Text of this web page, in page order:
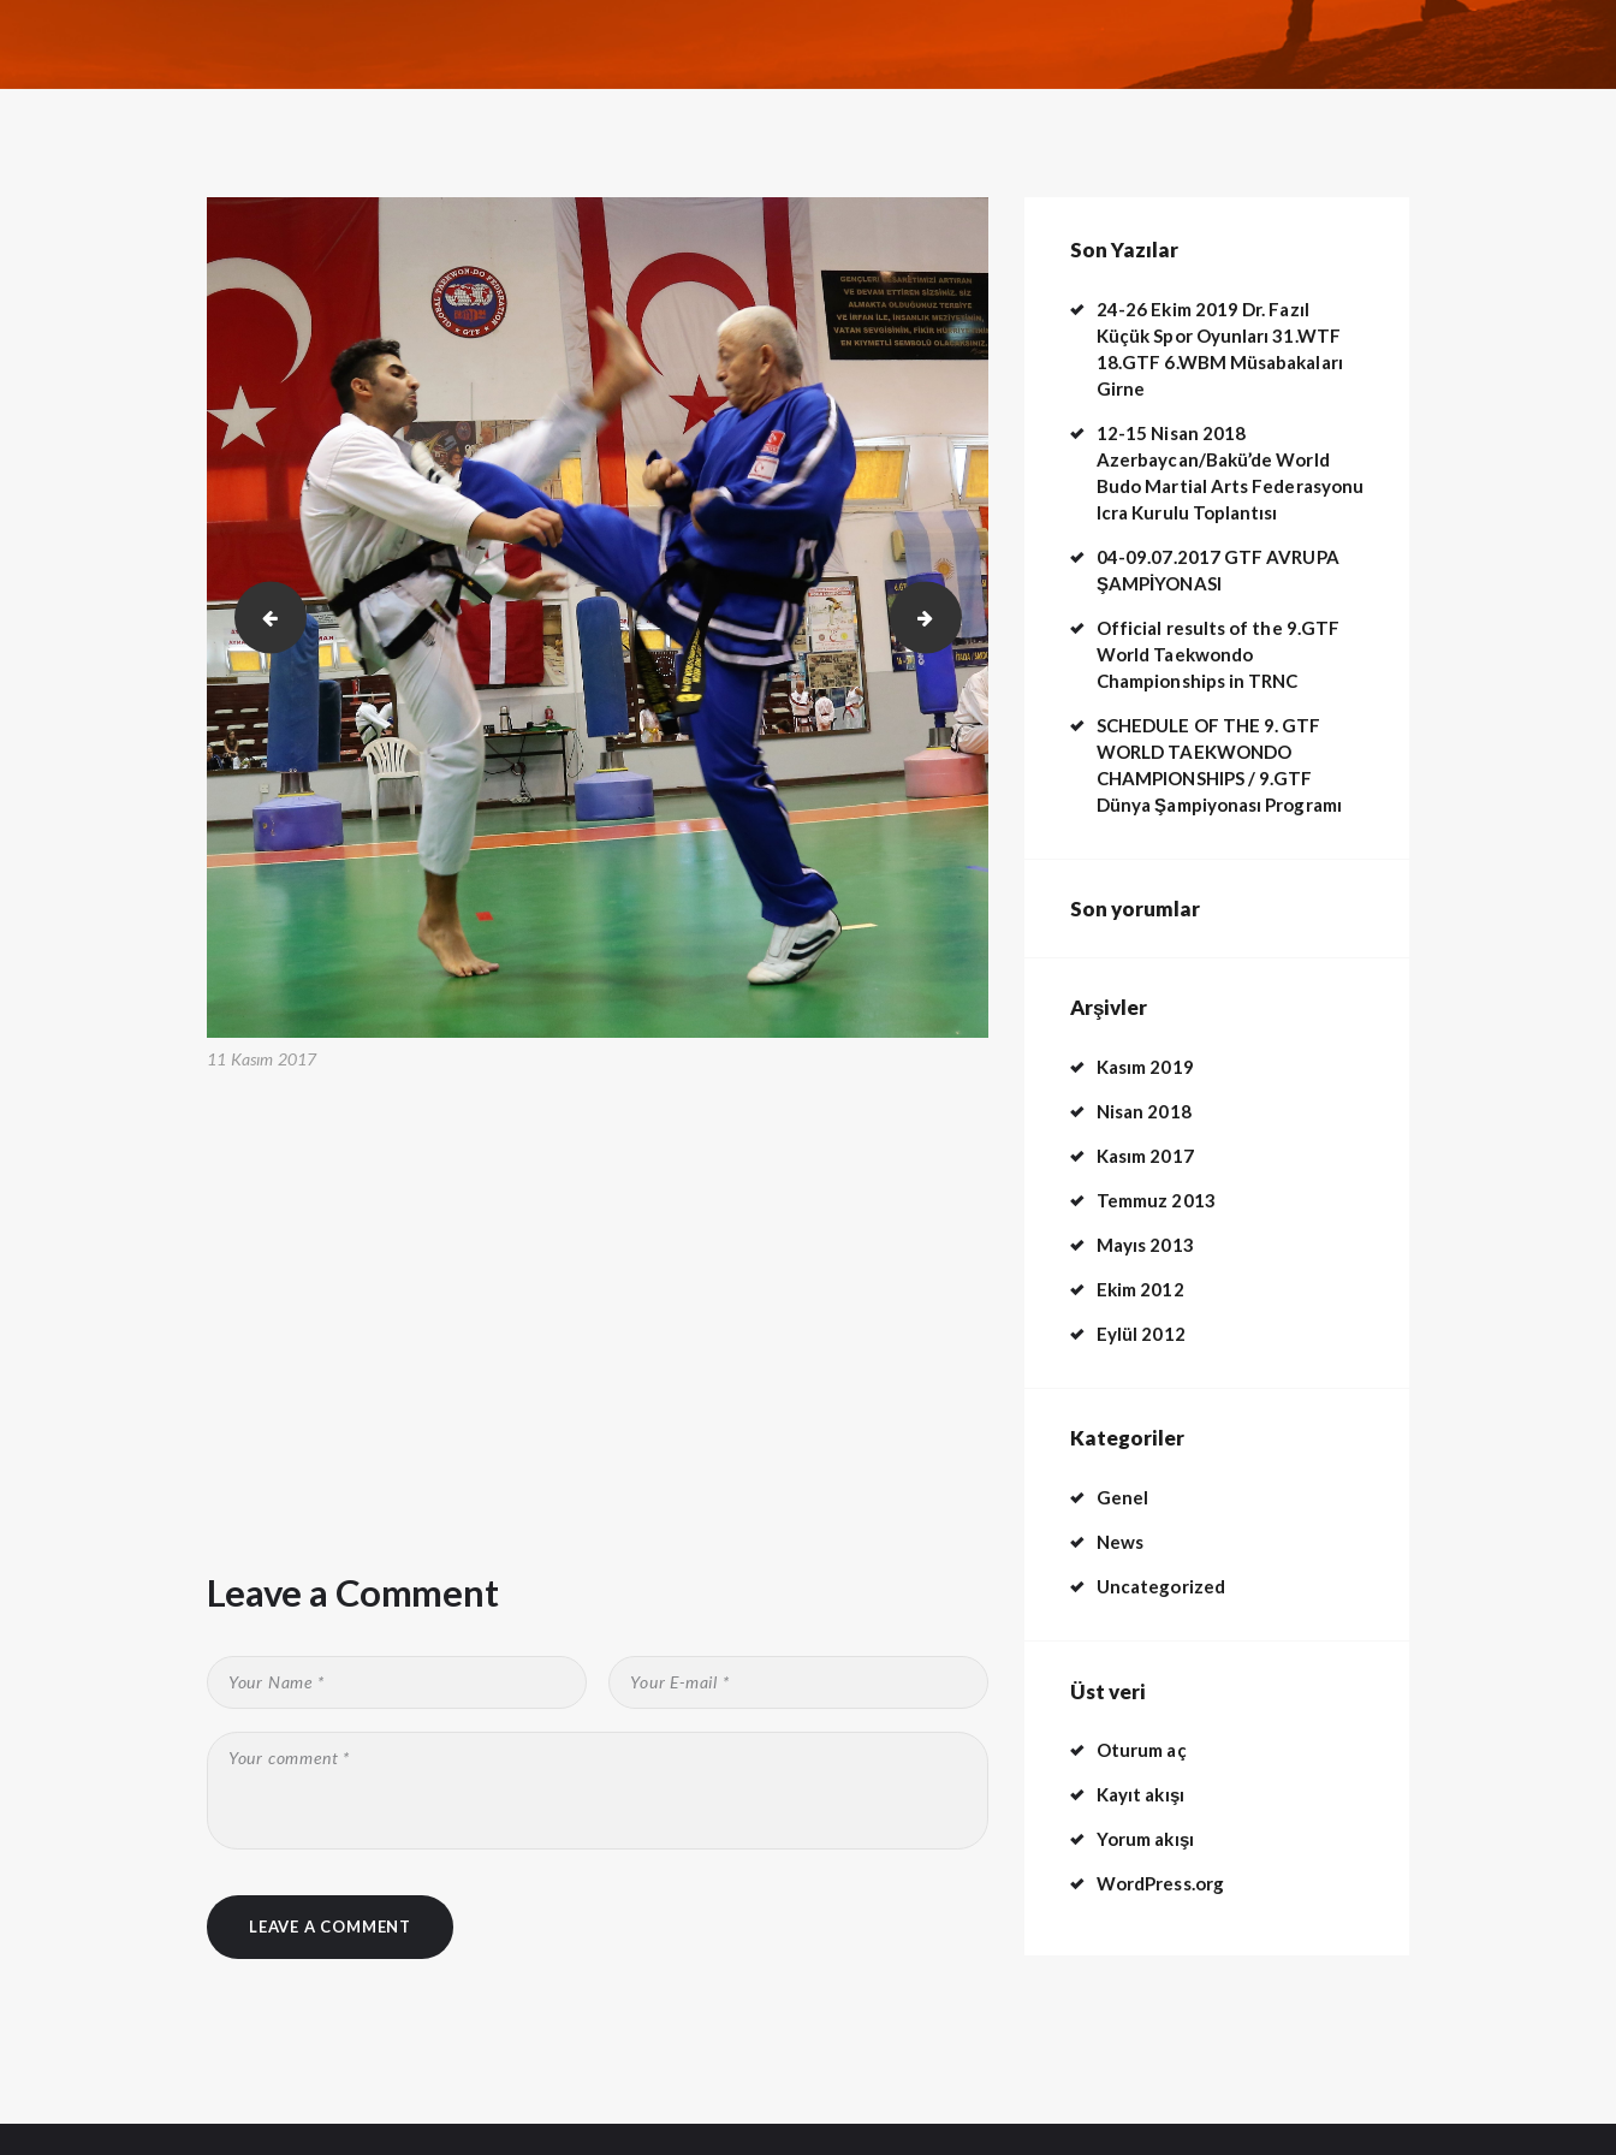
photo (20) photo (22)
11 Kasım 2017
Leave a Comment
Son Yazılar
24-26 Ekim 2019 Dr. Fazıl
Küçük Spor Oyunları 31.WTF
18.GTF 6.WBM Müsabakaları
Girne
12-15 Nisan 2018
Azerbaycan/Bakü’de World
Budo Martial Arts Federasyonu
Icra Kurulu Toplantısı
04-09.07.2017 GTF AVRUPA
ŞAMPİYONASI
Official results of the 9.GTF
World Taekwondo
Championships in TRNC
SCHEDULE OF THE 9. GTF
WORLD TAEKWONDO
CHAMPIONSHIPS / 9.GTF
Dünya Şampiyonası Programı
Son yorumlar
Arşivler
Kasım 2019
Nisan 2018
Kasım 2017
Temmuz 2013
Mayıs 2013
Ekim 2012
Eylül 2012
Kategoriler
Genel
News
Uncategorized
Üst veri
Oturum aç
Kayıt akışı
Yorum akışı
WordPress.org